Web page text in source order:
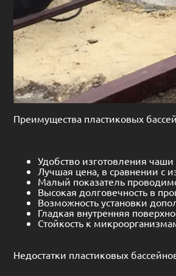
Преимущества пластиковых
Удобство изготовления
Лучшая цена, в сравнении с
Малый показатель
Высокая долговечность в
Возможность установки
Гладкая внутренняя
Стойкость к
Недостатки пластиковых